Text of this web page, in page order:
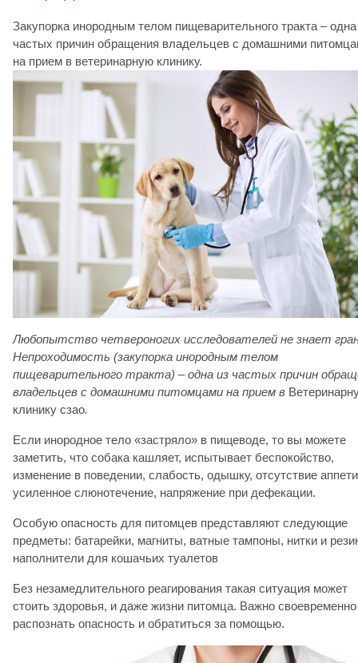
Закупорка инородным телом пищеварительного тракта – одна
частых причин обращения владельцев с домашними
на прием в ветеринарную клинику.
Любопытство четвероногих исследователей не знает
Непроходимость (закупорка инородным телом
пищеварительного тракта) – одна из частых причин
владельцев с домашними питомцами на прием в
клинику сзао.
Если инородное тело «застряло» в пищеводе, то вы можете
заметить, что собака кашляет, испытывает беспокойство,
изменение в поведении, слабость, одышку, отсутствие
усиленное слюнотечение, напряжение при дефекации.
Особую опасность для питомцев представляют следующие
предметы: батарейки, магниты, ватные тампоны, нитки и
наполнители для кошачьих туалетов
Без незамедлительного реагирования такая ситуация может
стоить здоровья, и даже жизни питомца. Важно своевременно
распознать опасность и обратиться за помощью.